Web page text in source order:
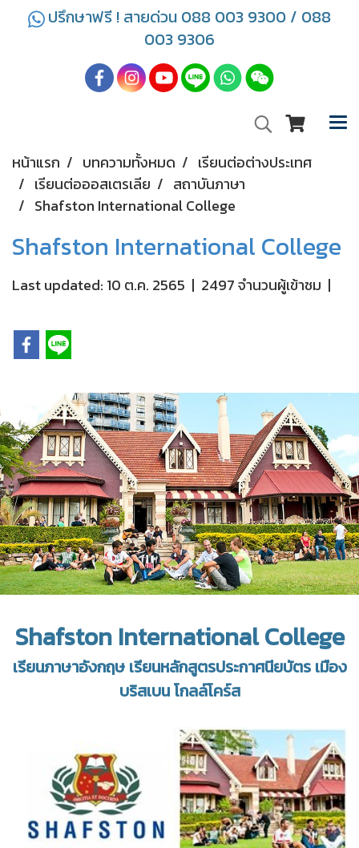
ปรึกษาฟรี ! สายด่วน 088 003 9300 / 088
003 9306
หน้าแรก บทความทั้งหมด
เรียนต่อต่างประเทศ
เรียนต่อออสเตรเลีย
สถาบันภาษา
Shafston International College
Shafston International College
Last updated: 10 ต.ค. 2565 | 2497 จำนวนผู้เข้าชม |
Shafston International College
เรียนภาษาอังกฤษ เรียนหลักสูตรประกาศนียบัตร เมือง
บริสเบน โกลล์โคร์ส